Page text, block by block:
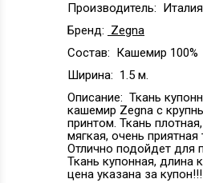
Производитель: Италия
Бренд: Zegna
Состав: Кашемир 100%
Ширина: 1.5 м.
Описание: Ткань
кашемир Zegna с
принтом. Ткань
мягкая, очень приятная
Отлично подойдет для
Ткань купонная, длина
цена указана за купон!!!